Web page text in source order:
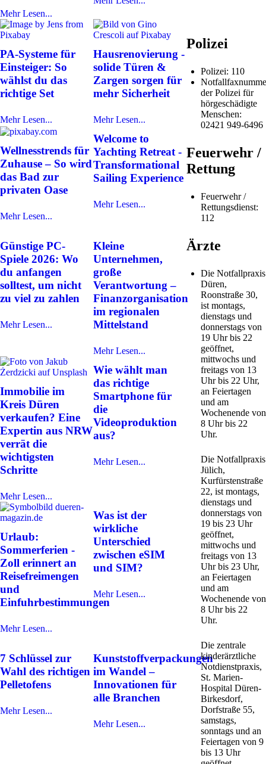
Mehr Lesen...
PA-Systeme für
Einsteiger: So
wählst du das
richtige Set
Mehr Lesen...
Hausrenovierung -
solide Türen &
Zargen sorgen für
mehr Sicherheit
Mehr Lesen...
Wellnesstrends für
Zuhause – So wird
das Bad zur
privaten Oase
Mehr Lesen...
Welcome to
Yachting Retreat -
Transformational
Sailing Experience
Mehr Lesen...
Günstige PC-
Spiele 2026: Wo
du anfangen
solltest, um nicht
zu viel zu zahlen
Mehr Lesen...
Kleine
Unternehmen,
große
Verantwortung –
Finanzorganisation
im regionalen
Mittelstand
Mehr Lesen...
Immobilie im
Kreis Düren
verkaufen? Eine
Expertin aus NRW
verrät die
wichtigsten
Schritte
Mehr Lesen...
Wie wählt man
das richtige
Smartphone für
die
Videoproduktion
aus?
Mehr Lesen...
Urlaub:
Sommerferien -
Zoll erinnert an
Reisefreimengen
und
Einfuhrbestimmungen
Mehr Lesen...
Was ist der
wirkliche
Unterschied
zwischen eSIM
und SIM?
Mehr Lesen...
7 Schlüssel zur
Wahl des richtigen
Pelletofens
Mehr Lesen...
Kunststoffverpackungen
im Wandel –
Innovationen für
alle Branchen
Mehr Lesen...
Polizei
Polizei: 110
der Polizei für
hörgeschädigte
Menschen:
02421 949-6496
Feuerwehr /
Rettung
Feuerwehr /
Rettungsdienst:
112
Ärzte
Die Notfallpraxis
Düren,
Roonstraße 30,
ist montags,
dienstags und
donnerstags von
19 Uhr bis 22
geöffnet,
mittwochs und
freitags von 13
Uhr bis 22 Uhr,
an Feiertagen
und am
Wochenende von
8 Uhr bis 22
Uhr.
Die Notfallpraxis
Jülich,
Kurfürstenstraße
22, ist montags,
dienstags und
donnerstags von
19 bis 23 Uhr
geöffnet,
mittwochs und
freitags von 13
Uhr bis 23 Uhr,
an Feiertagen
und am
Wochenende von
8 Uhr bis 22
Uhr.
Die zentrale
kinderärztliche
Notdienstpraxis,
St. Marien-
Hospital Düren-
Birkesdorf,
Dorfstraße 55,
samstags,
sonntags und an
Feiertagen von 9
bis 13 Uhr